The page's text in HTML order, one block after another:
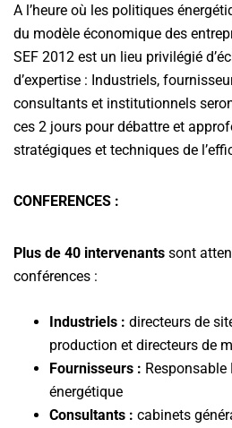
A l’heure où les politiques
du modèle économique des
SEF 2012 est un lieu privilégié
d’expertise : Industriels,
consultants et institutionnels
ces 2 jours pour débattre et
stratégiques et techniques de
CONFERENCES :
Plus de 40 intervenants sont
conférences :
Industriels : directeurs de
production et directeurs de
Fournisseurs : Responsable
énergétique
Consultants : cabinets